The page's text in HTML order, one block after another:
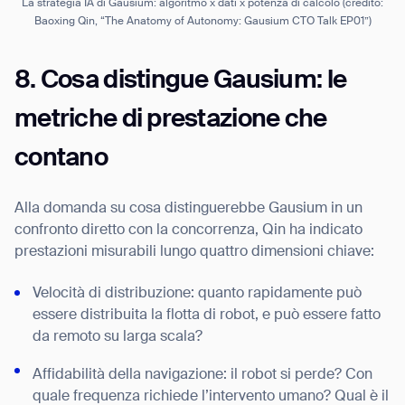
La strategia IA di Gausium: algoritmo x dati x potenza di calcolo (credito:
Baoxing Qin, “The Anatomy of Autonomy: Gausium CTO Talk EP01”)
8. Cosa distingue Gausium: le
metriche di prestazione che
contano
Alla domanda su cosa distinguerebbe Gausium in un
confronto diretto con la concorrenza, Qin ha indicato
prestazioni misurabili lungo quattro dimensioni chiave:
Velocità di distribuzione: quanto rapidamente può
essere distribuita la flotta di robot, e può essere fatto
da remoto su larga scala?
Affidabilità della navigazione: il robot si perde? Con
quale frequenza richiede l’intervento umano? Qual è il